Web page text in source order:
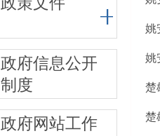
政府信息公开
制度
政府网站工作
姚
姚
楚
楚雄